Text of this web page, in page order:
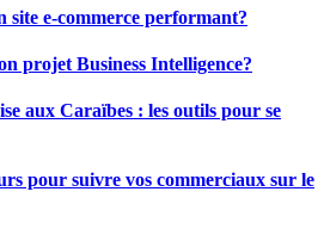
site e-commerce performant?
projet Business Intelligence?
aux Caraïbes : les outils pour se
pour suivre vos commerciaux sur le